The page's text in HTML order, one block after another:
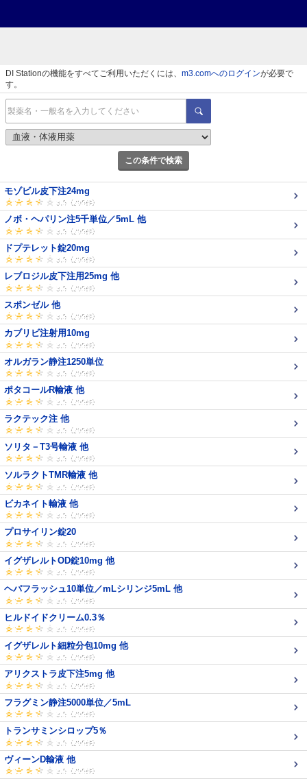
DI Stationの機能をすべてご利用いただくには、 m3.comへのログインが必要で
す。
この条件で検索
モゾビル皮下注24mg
ノボ・ヘパリン注5千単位／5mL 他
ドプテレット錠20mg
レブロジル皮下注用25mg 他
スポンゼル 他
カブリビ注射用10mg
オルガラン静注1250単位
ポタコールR輸液 他
ラクテック注 他
ソリタ－T3号輸液 他
ソルラクトTMR輸液 他
ビカネイト輸液 他
プロサイリン錠20
イグザレルトOD錠10mg 他
ヘパフラッシュ10単位／mLシリンジ5mL 他
ヒルドイドクリーム0.3％
イグザレルト細粒分包10mg 他
アリクストラ皮下注5mg 他
フラグミン静注5000単位／5mL
トランサミンシロップ5％
ヴィーンD輸液 他